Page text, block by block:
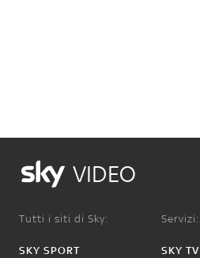
VIDEO
Tutti i siti di Sky:
SKY SPORT
Servizi:
SKY TV